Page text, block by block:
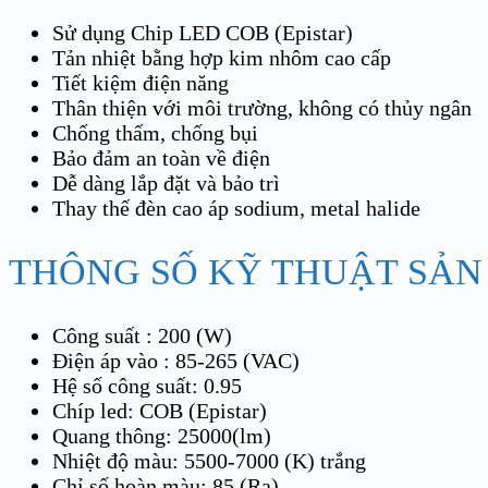
Sử dụng Chip LED COB (Epistar)
Tản nhiệt bằng hợp kim nhôm cao cấp
Tiết kiệm điện năng
Thân thiện với môi trường, không có thủy ngân
Chống thấm, chống bụi
Bảo đảm an toàn về điện
Dễ dàng lắp đặt và bảo trì
Thay thế đèn cao áp sodium, metal halide
THÔNG SỐ KỸ THUẬT
Công suất : 200 (W)
Điện áp vào : 85-265 (VAC)
Hệ số công suất: 0.95
Chíp led: COB (Epistar)
Quang thông: 25000(lm)
Nhiệt độ màu: 5500-7000 (K) trắng